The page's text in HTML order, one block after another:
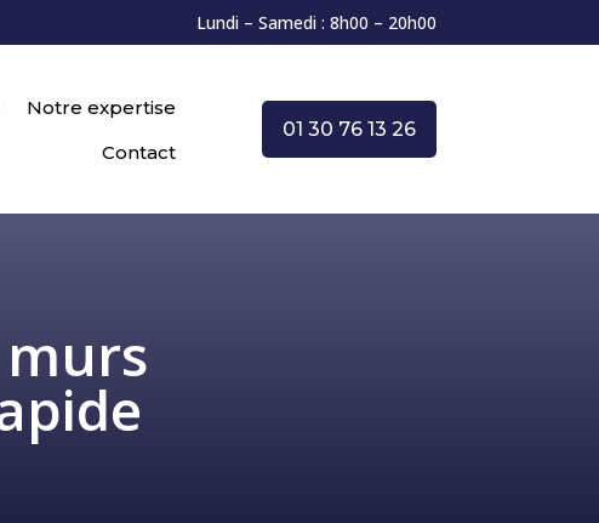
Lundi – Samedi : 8h00 – 20h00
Notre expertise
Contact
01 30 76 13 26